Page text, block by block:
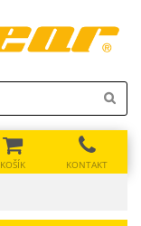
KOŠÍK KONTAKT